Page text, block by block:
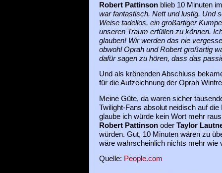
Robert Pattinsonblieb 10 Minuten
war fantastisch. Nett und lustig. Und
Weise tadellos, ein großartiger
unseren Traum erfüllen zu können.
glauben! Wir werden das nie
obwohl Oprah und Robert großartig
dafür sagen zu hören, dass das
Und als krönenden Abschluss
für die Aufzeichnung der Oprah
Meine Güte, da waren sicher
Twilight-Fans absolut neidisch auf
glaube ich würde kein Wort mehr
Robert Pattinsonoder Taylor
würden. Gut, 10 Minuten wären zu
wäre wahrscheinlich nichts mehr wie
Quelle: People.com